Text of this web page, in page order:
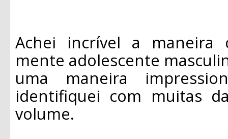
Achei incrível a maneira
mente adolescente
uma maneira
identifiquei com muitas
volume.